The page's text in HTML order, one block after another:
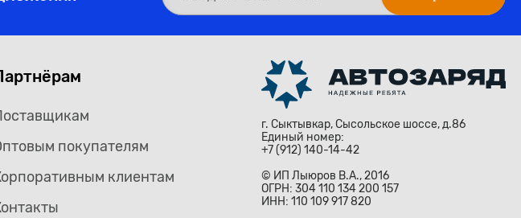
покупателям
клиентам
г. Сыктывкар, Сысольское шоссе, д.86
Единый номер:
+7 (912) 140-14-42
© ИП Лыюров В.А., 2016
ОГРН: 304 110 134 200 157
ИНН: 110 109 917 820